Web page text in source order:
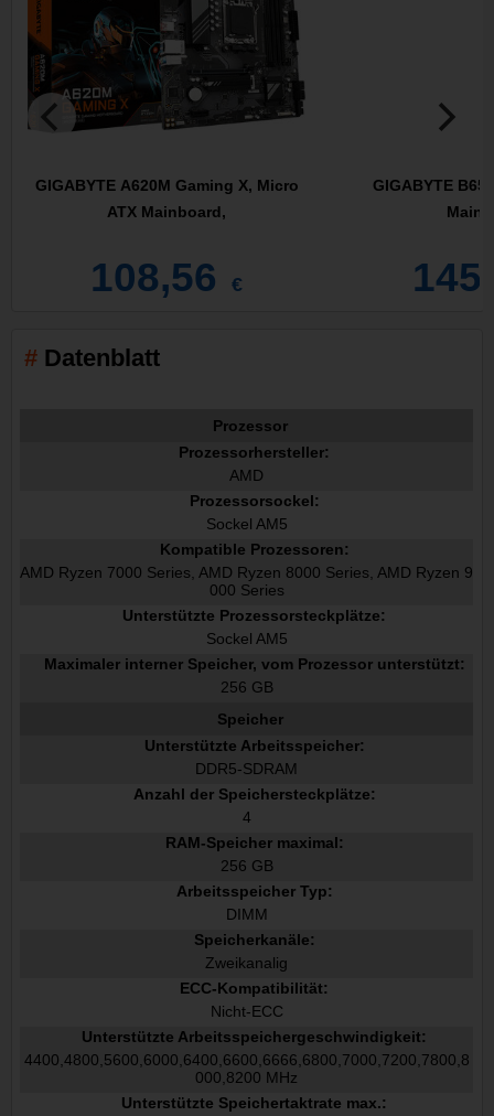
GIGABYTE A620M Gaming X, Micro
ATX Mainboard,
108,56 €
GIGABYTE
Datenblatt
Prozessor
Prozessorhersteller:
AMD
Prozessorsockel:
Sockel AM5
Kompatible Prozessoren:
AMD Ryzen 7000 Series, AMD Ryzen 8000 Series, AMD Ryzen 9
000 Series
Unterstützte Prozessorsteckplätze:
Sockel AM5
Maximaler interner Speicher, vom Prozessor unterstützt:
256 GB
Speicher
Unterstützte Arbeitsspeicher:
DDR5-SDRAM
Anzahl der Speichersteckplätze:
4
RAM-Speicher maximal:
256 GB
Arbeitsspeicher Typ:
DIMM
Speicherkanäle:
Zweikanalig
ECC-Kompatibilität:
Nicht-ECC
Unterstützte Arbeitsspeichergeschwindigkeit:
4400,4800,5600,6000,6400,6600,6666,6800,7000,7200,7800,8
000,8200 MHz
Unterstützte Speichertaktrate max.: